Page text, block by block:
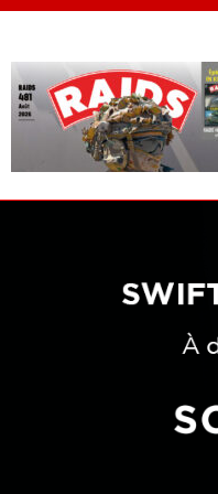
Panneau de gestion des